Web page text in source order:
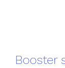
Booster